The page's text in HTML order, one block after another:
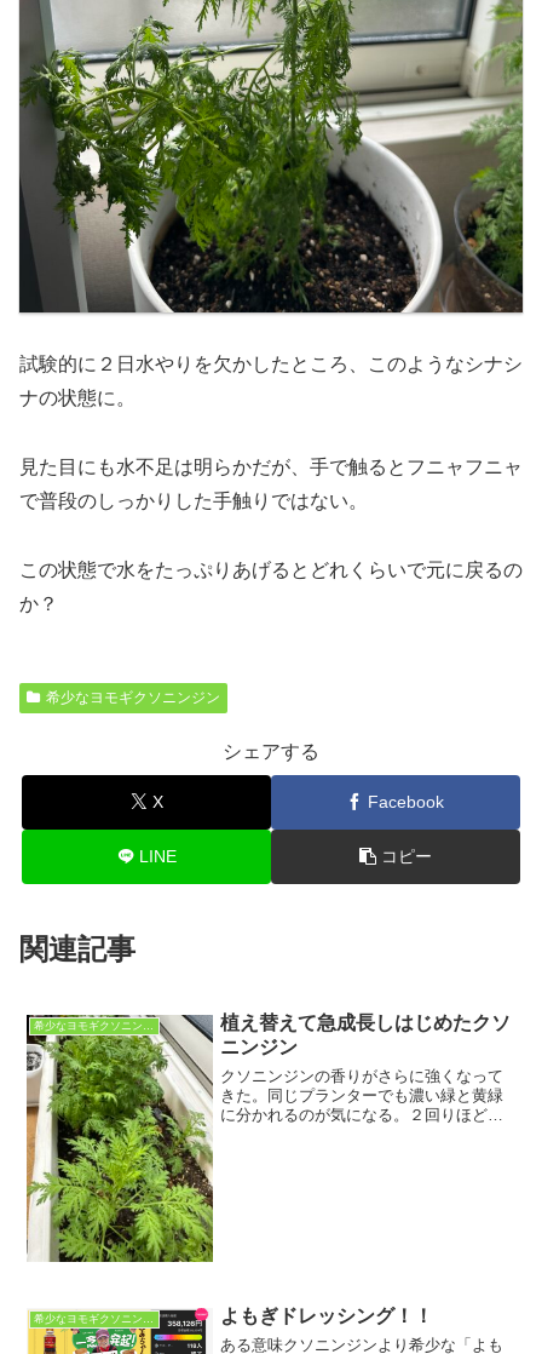
試験的に２日水やりを欠かしたところ、このようなシナシ
ナの状態に。
見た目にも水不足は明らかだが、手で触るとフニャフニャ
で普段のしっかりした手触りではない。
この状態で水をたっぷりあげるとどれくらいで元に戻るの
か？
希少なヨモギクソニンジン
シェアする
X Facebook
LINE コピー
関連記事
植え替えて急成長しはじめたクソ
ニンジン
クソニンジンの香りがさらに強くなって
きた。同じプランターでも濃い緑と黄緑
に分かれるのが気になる。２回りほど大
よもぎドレッシング！！
ある意味クソニンジンより希少な「よも